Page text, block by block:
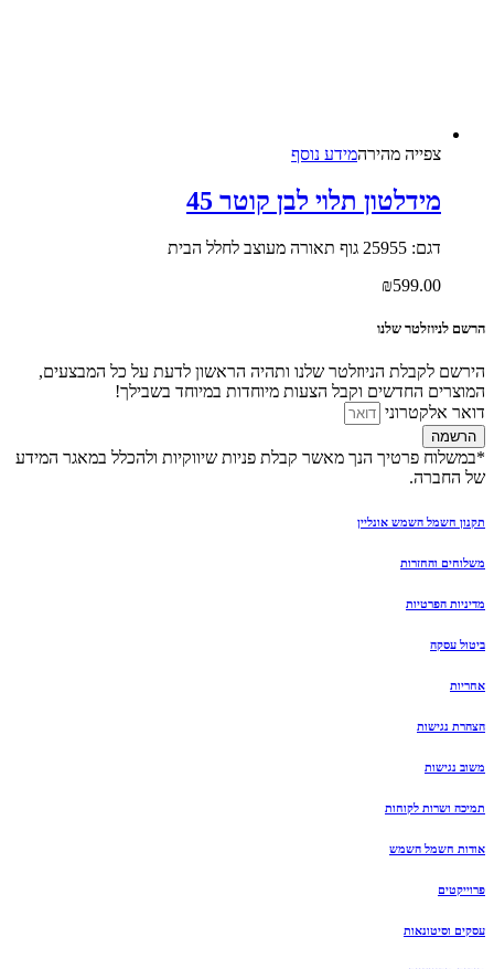
צפייה‬ ‫מהירה‬מידע נוסף
מידלטון תלוי לבן קוטר 45
דגם: 25955 גוף תאורה מעוצב לחלל הבית
₪599.00
הרשם לניוזלטר שלנו
הירשם לקבלת הניוזלטר שלנו ותהיה הראשון לדעת על כל המבצעים,
המוצרים החדשים וקבל הצעות מיוחדות במיוחד בשבילך!
דואר אלקטרוני
הרשמה
*במשלוח פרטיך הנך מאשר קבלת פניות שיווקיות ולהכלל במאגר המידע
של החברה.
תקנון חשמל השמש אונליין
משלוחים והחזרות
מדיניות הפרטיות
ביטול עסקה
אחריות
הצהרת נגישות
משוב נגישות
תמיכה ושרות לקוחות
אודות חשמל השמש
פרוייקטים
עסקים וסיטונאות